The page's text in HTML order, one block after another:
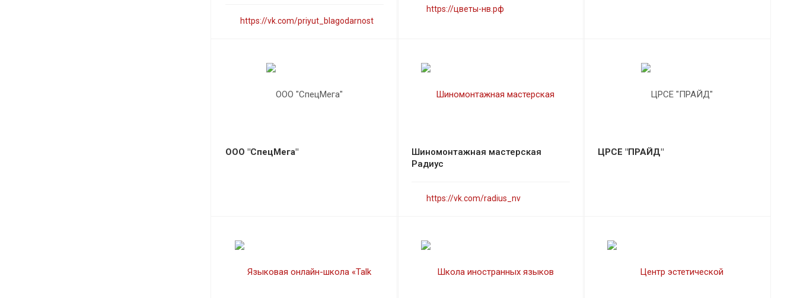
https://vk.com/priyut_blagodarnost
https://цветы-нв.рф
ООО "СпецМега"
Шиномонтажная мастерская
Радиус
https://vk.com/radius_nv
ЦРСЕ "ПРАЙД"